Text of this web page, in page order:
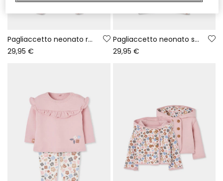
Pagliaccetto neonato rosa ricamato di gufi
29,95 €
Pagliaccetto neonato stampa fiori multicolore zip
29,95 €